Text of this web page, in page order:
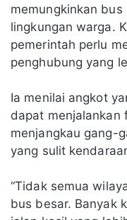
memungkinkan
lingkungan warga.
pemerintah perlu
penghubung yang
Ia menilai angkot
dapat menjalankan
menjangkau gang-
yang sulit
“Tidak semua
bus besar. Banyak